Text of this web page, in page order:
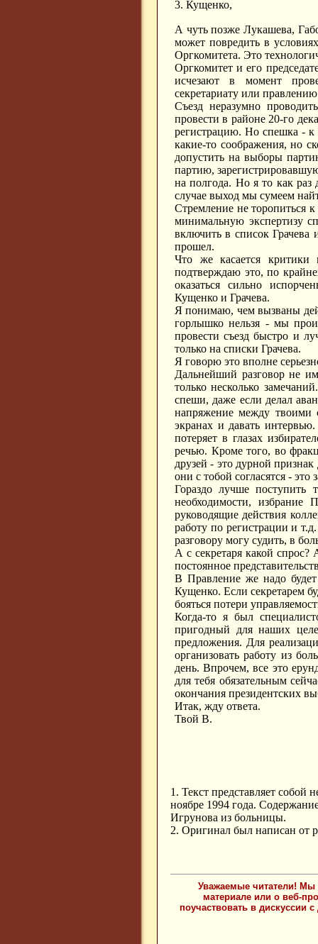
3. Кущенко,
А чуть позже Лукашева,
может повредить в
Оргкомитета. Это
Оргкомитет и его
исчезают в момент
секретариату или
Съезд неразумно
провести в районе 20-го
регистрацию. Но спешка - к
какие-то соображения, но
допустить на выборы
партию,
на полгода. Но я то как
случае выход мы сумеем
Стремление не торопиться к
минимальную экспертизу
включить в список Грачева
прошел.
Что же касается
подтверждаю это, по
оказаться сильно
Кущенко и Грачева.
Я понимаю, чем вызваны
горлышко нельзя - мы
провести съезд быстро и
только на списки Грачева.
Я говорю это вполне
Дальнейший разговор не
только несколько
спеши, даже если делал
напряжение между твоими
экранах и давать
потеряет в глазах
речью. Кроме того, во
друзей - это дурной
они с тобой согласятся -
Гораздо лучше поступить
необходимости, избрание
руководящие действия
работу по регистрации и
разговору могу судить, в
А с секретаря какой
постоянное
В Правление же надо
Кущенко. Если секретарем
бояться потери
Когда-то я был
пригодный для наших
предложения. Для
организовать работу из
день. Впрочем, все это
для тебя обязательным
окончания президентских
Итак, жду ответа.
Твой В.
1. Текст представляет
ноябре 1994 года.
Игрунова из больницы.
2. Оригинал был написан от
Уважаемые читатели! Мы
материале или о веб-
поучаствовать в дискуссии